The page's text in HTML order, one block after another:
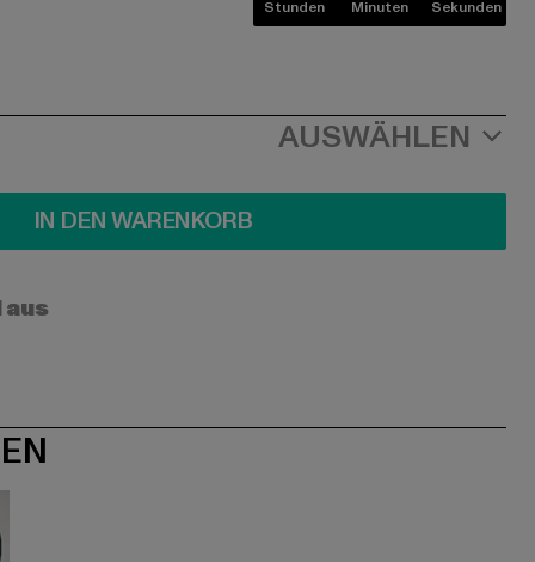
Stunden Minuten Sekunden
AUSWÄHLEN
IN DEN WARENKORB